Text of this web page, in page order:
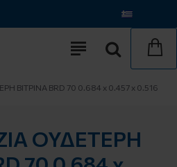
ΒΙΤΡΙΝΑ BRD 70 0.684 x 0.457 x 0.516
ΟΥΔΕΤΕΡΗ